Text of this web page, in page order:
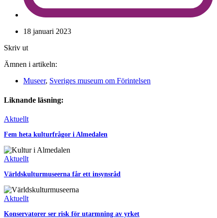
18 januari 2023
Skriv ut
Ämnen i artikeln:
Museer, Sveriges museum om Förintelsen
Liknande läsning:
Aktuellt
Fem heta kulturfrågor i Almedalen
Aktuellt
Världskulturmuseerna får ett insynsråd
Aktuellt
Konservatorer ser risk för utarmning av yrket